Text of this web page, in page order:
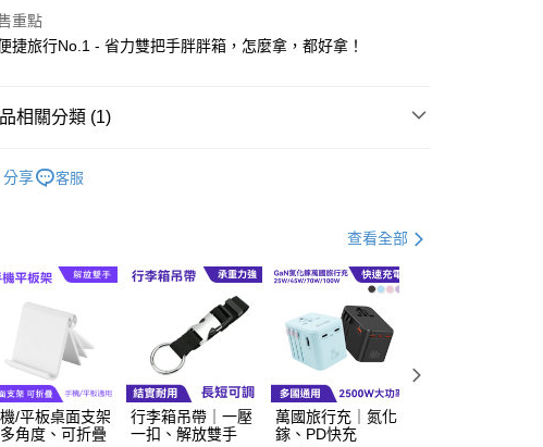
NT$60，滿NT$800(含以上)免運費
重點
捷旅行No.1 - 省力雙把手胖胖箱，怎麼拿，都好拿！
相關分類 (1)
分享
客服
查看全部
/平板桌面支架
多角度、可折疊
行李箱吊帶｜一壓
一扣、解放雙手
萬國旅行充｜氮化
鎵、PD快充